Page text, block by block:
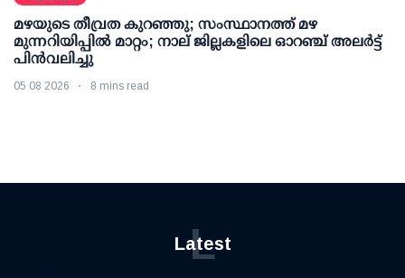
മഴയുടെ തീവ്രത കുറഞ്ഞു; സംസ്ഥാനത്ത് മഴ
മുന്നറിയിപ്പിൽ മാറ്റം; നാല് ജില്ലകളിലെ ഓറഞ്ച് അലർട്ട്
പിൻവലിച്ചു
05 08 2026 8 mins read
Latest
L